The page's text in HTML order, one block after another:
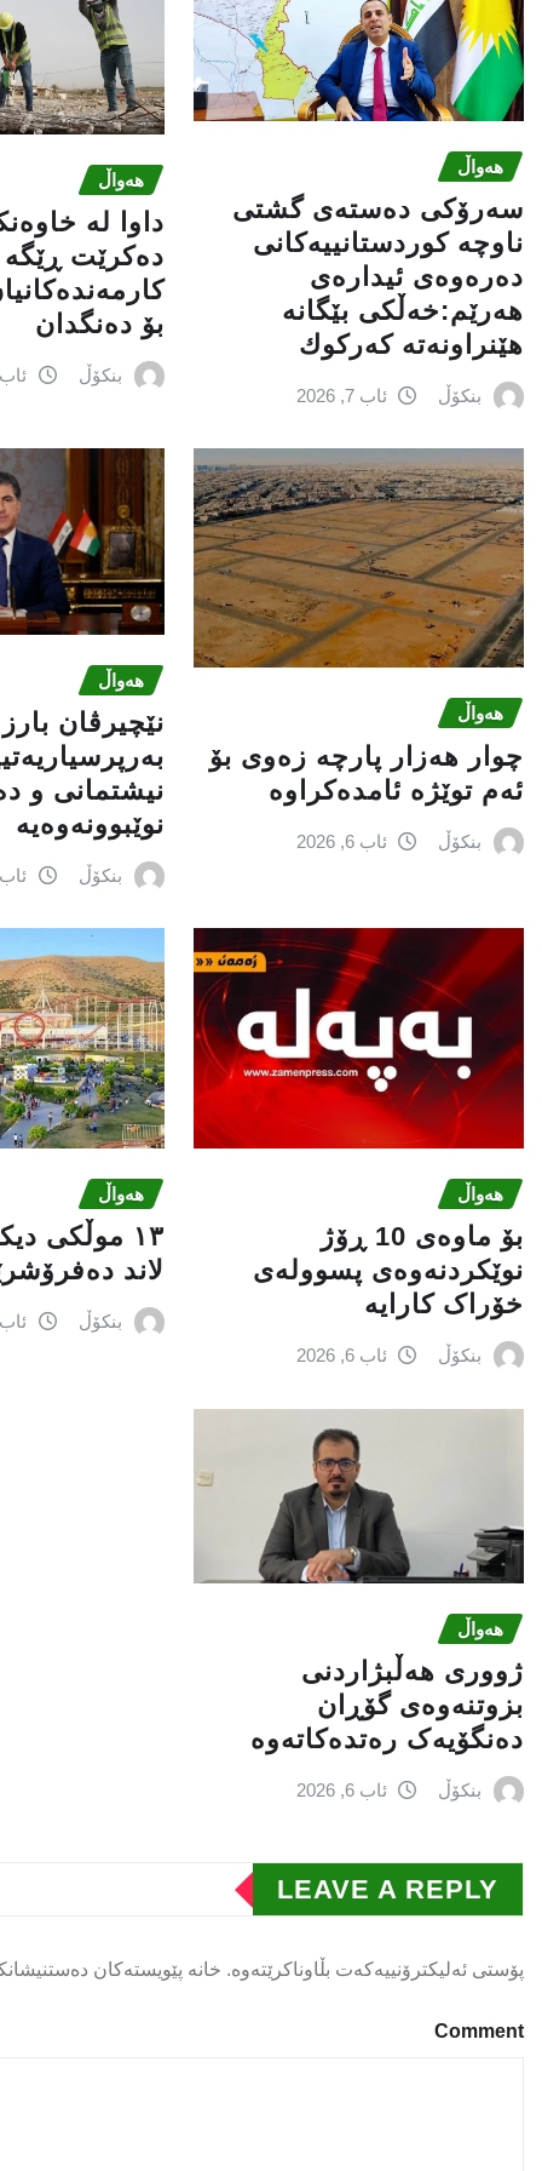
هەواڵ
سه‌رۆكی دەستەی گشتی
ناوچە كوردستانییەكانی
دەرەوەی ئیدارەی
هەرێم:خه‌ڵكی بێگانه‌
هێنراونه‌ته‌ كه‌ركوك
بنکۆڵ ئاب 7, 2026
هەواڵ
داوا لە
دەکرێت ڕێگە
بۆ دەنگدان
بنکۆڵ ئاب 6, 2026
هەواڵ
چوار هەزار پارچە زەوی بۆ
ئەم توێژە ئامدەکراوە
بنکۆڵ ئاب 6, 2026
هەواڵ
نێچيرڤان
نیشتمانى و
نوێبوونەوەیە
بنکۆڵ ئاب 6, 2026
هەواڵ
بۆ ماوەی 10 ڕۆژ
نوێکردنەوەی پسوولەی
خۆراک کارایە
بنکۆڵ ئاب 6, 2026
هەواڵ
١٣ موڵکی
لاند
بنکۆڵ ئاب 6, 2026
هەواڵ
ژووری هەڵبژاردنی
بزوتنەوەى گۆڕان
دەنگۆیەک رەتدەکاتەوە
بنکۆڵ ئاب 6, 2026
LEAVE A REPLY
پۆستی ئەلیکترۆنییەکەت بڵاوناکرێتەوە. خانە پێویستەکان
Comment